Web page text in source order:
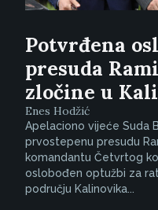
Potvrđena
presuda
zločine u
Enes Hodžić
Apelaciono vijeće Suda
prvostepenu presudu
komandantu Četvrtog
oslobođen optužbi za
području Kalinovika...